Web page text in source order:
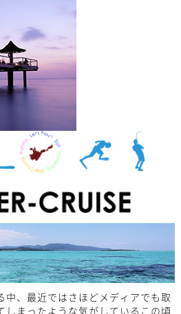
中、最近ではさほどメディアでも取
しまったような気がしているこの頃